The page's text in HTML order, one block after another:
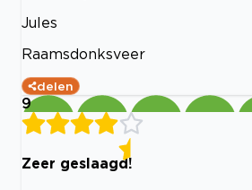
Jules
Raamsdonksveer
delen
9
Zeer geslaagd!